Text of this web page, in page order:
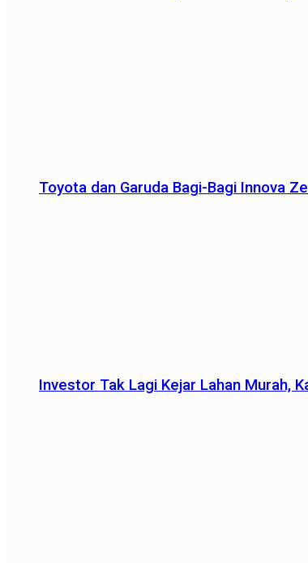
Toyota dan Garuda Bagi-Bagi Innova
Investor Tak Lagi Kejar Lahan Murah,